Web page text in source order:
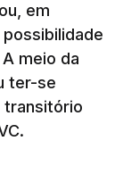
em
meio da
ter-se
transitório